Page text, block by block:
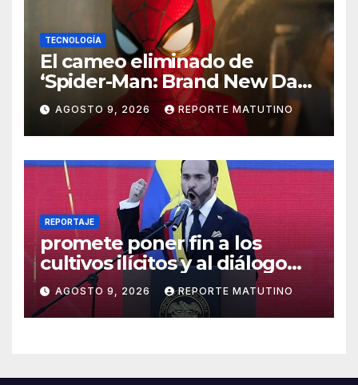
TECNOLOGÍA
El cameo eliminado de
‘Spider-Man: Brand New Day’
que ha enfadado a los fans
AGOSTO 9, 2026 REPORTE MATUTINO
REPORTAJE
promete poner fin a los
cultivos ilícitos y al diálogo
con grupos armados
AGOSTO 9, 2026 REPORTE MATUTINO